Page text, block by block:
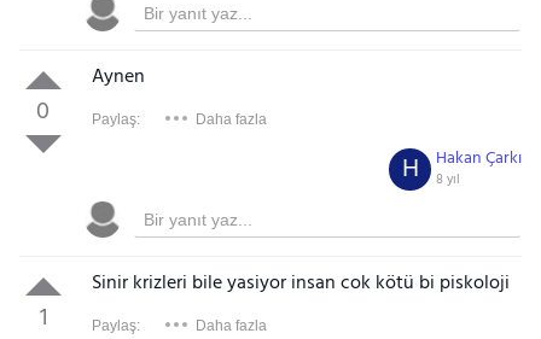
0
Aynen
Paylaş: Daha fazla
Hakan Çarkı
8 yıl
H
1
Sinir krizleri bile yasiyor insan cok kötü bi piskoloji
Paylaş: Daha fazla